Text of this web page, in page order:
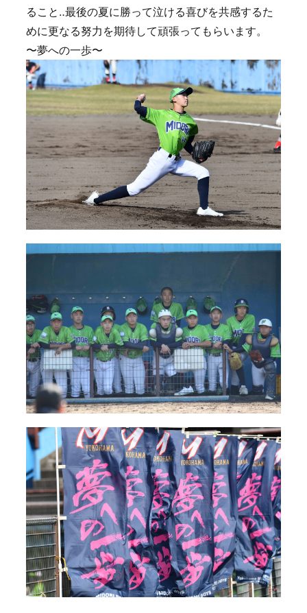
ること‥最後の夏に勝って泣ける喜びを共感するた
めに更なる努力を期待して頑張ってもらいます。
〜夢への一歩〜